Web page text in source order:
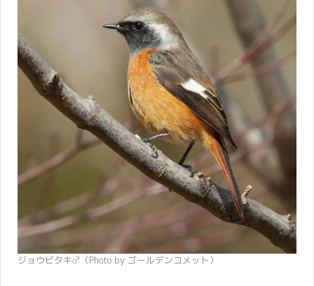
ジョウビタキ♂（Photo by ゴールデンコメット）